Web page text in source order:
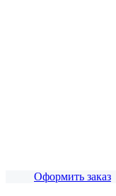
Оформить заказ